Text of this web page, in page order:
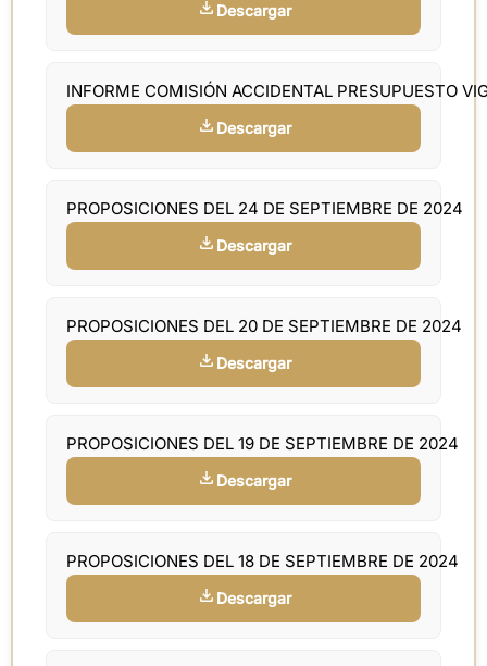
Descargar
INFORME COMISIÓN ACCIDENTAL PRESUPUESTO
Descargar
PROPOSICIONES DEL 24 DE SEPTIEMBRE DE 2024
Descargar
PROPOSICIONES DEL 20 DE SEPTIEMBRE DE 2024
Descargar
PROPOSICIONES DEL 19 DE SEPTIEMBRE DE 2024
Descargar
PROPOSICIONES DEL 18 DE SEPTIEMBRE DE 2024
Descargar